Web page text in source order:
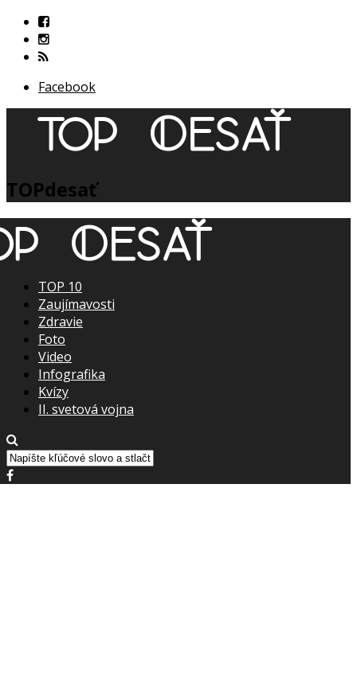
Facebook
TOPdesať
TOP 10
Zaujímavosti
Zdravie
Foto
Video
Infografika
Kvízy
II. svetová vojna